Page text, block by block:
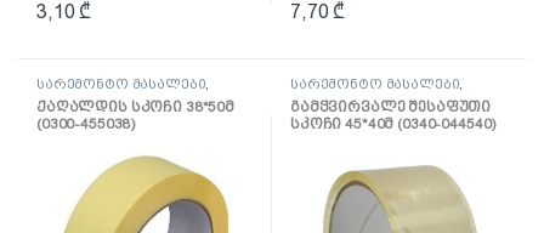
3,10 ₾ 7,70 ₾
სარემონტო მასალები
ლენტი
ქაღალდის სკოჩი 38*50მ
(0300-455038)
სარემონტო მასალები
ლენტი
გამჭვირვალე შესაფუთი
სკოჩი 45*40მ (0340-044540)